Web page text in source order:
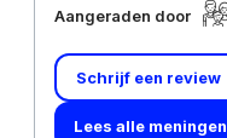
Aangeraden door
Schrijf een review
Lees alle meningen